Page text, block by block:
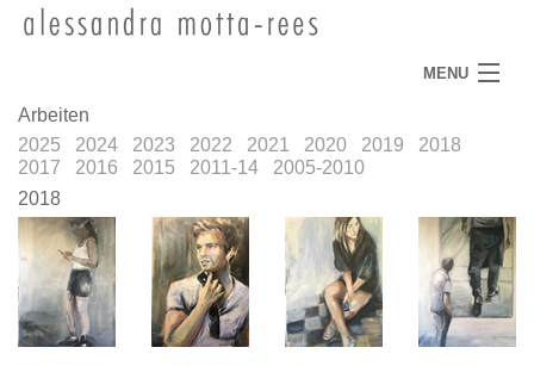
MENU
Home
Arbeiten
Aktuell
Vita
Arbeiten
2025
2024 2023 2022 2021 2020 2019
2018
2017
2016 2015 2011-14
2005-2010
2018